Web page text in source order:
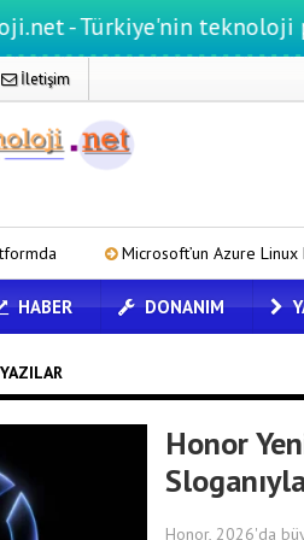
teknoloji portalı
İletişim
Microsoft’un Azure Linux Dağıtımı
HABER DONANIM
Honor
Honor, 2026'da